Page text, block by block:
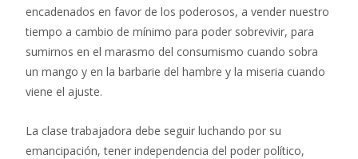
encadenados en favor de los poderosos, a vender nuestro
tiempo a cambio de mínimo para poder sobrevivir, para
sumirnos en el marasmo del consumismo cuando sobra
un mango y en la barbarie del hambre y la miseria cuando
viene el ajuste.
La clase trabajadora debe seguir luchando por su
emancipación, tener independencia del poder político,